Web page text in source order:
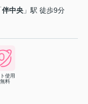
伴中央 」駅 徒歩9分
使用
料